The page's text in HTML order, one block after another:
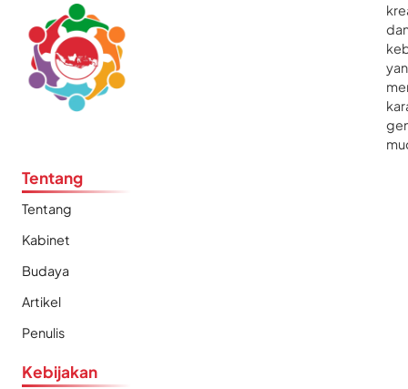
Tentang
Tentang
Kabinet
Budaya
Artikel
Penulis
Kebijakan